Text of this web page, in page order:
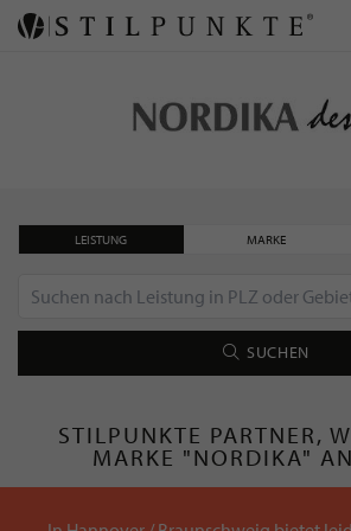
LEISTUNG MARKE
SUCHEN
STILPUNKTE PARTNER,
MARKE "NORDIKA"